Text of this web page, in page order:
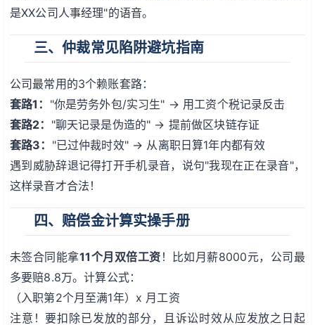
是XX公司人事经理"的语音。
三、仲裁常见陷阱避坑指南
公司最常用的3个赖账套路：
套路1： "你是劳务外包/实习生" → 用工资个税记录反击
套路2： "聊天记录是伪造的" → 提前做区块链存证
套路3： "已过仲裁时效" → 从离职日算1年内都有效
遇到威胁辞退记得打开手机录音，说句"我现在正在录音"，
这样录音才合法！
四、赔偿金计算实操手册
未签合同能拿11个月双倍工资 ！比如月薪8000元，公司最
多要赔8.8万。计算公式：
（入职第2个月至满1年）x 月工资
注意！要扣除已发放的部分，且诉讼时效从应发放之日起